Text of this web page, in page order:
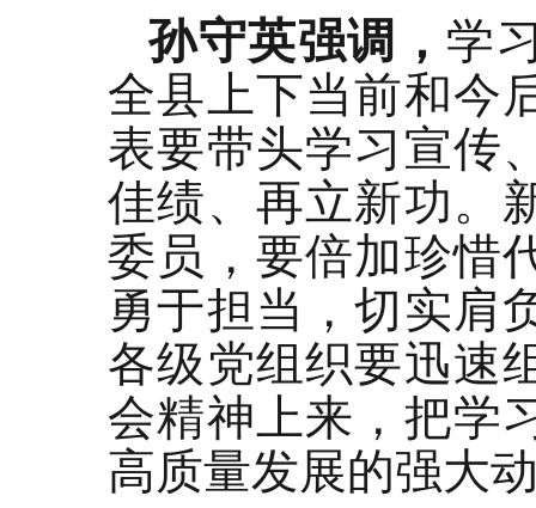
孙守英强调， 学
全县上下当前和今
表要带头学习宣传
佳绩、再立新功。
委员，要倍加珍惜
勇于担当，切实肩
各级党组织要迅速
会精神上来，把学
高质量发展的强大